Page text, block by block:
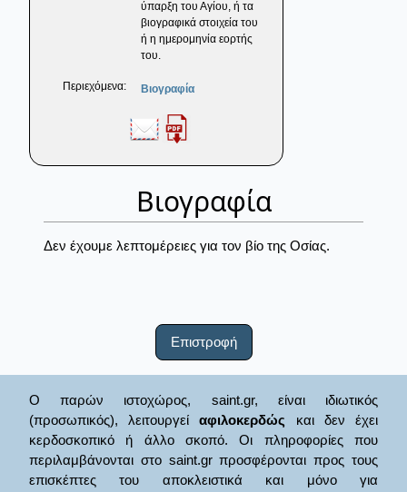
ύπαρξη του Αγίου, ή τα
βιογραφικά στοιχεία του
ή η ημερομηνία εορτής
του.
Περιεχόμενα: Βιογραφία
Βιογραφία
Δεν έχουμε λεπτομέρειες για τον βίο της Οσίας.
Επιστροφή
Ο παρών ιστοχώρος, saint.gr, είναι ιδιωτικός
(προσωπικός), λειτουργείαφιλοκερδώς και δεν έχει
κερδοσκοπικό ή άλλο σκοπό. Οι πληροφορίες που
περιλαμβάνονται στο saint.gr προσφέρονται προς τους
επισκέπτες του αποκλειστικά και μόνο για